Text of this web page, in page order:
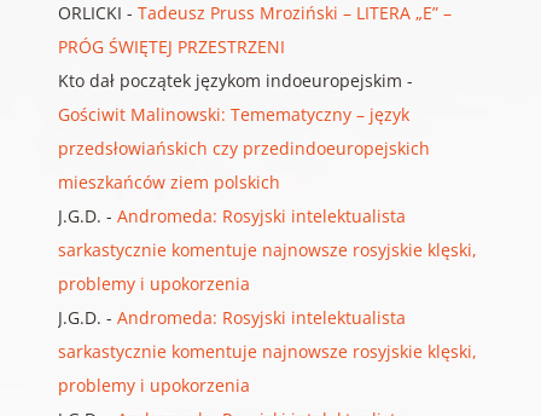
ORLICKI - Tadeusz Pruss Mroziński – LITERA „E” –
PRÓG ŚWIĘTEJ PRZESTRZENI
Kto dał początek językom indoeuropejskim -
Gościwit Malinowski: Temematyczny – język
przedsłowiańskich czy przedindoeuropejskich
mieszkańców ziem polskich
J.G.D. - Andromeda: Rosyjski intelektualista
sarkastycznie komentuje najnowsze rosyjskie klęski,
problemy i upokorzenia
J.G.D. - Andromeda: Rosyjski intelektualista
sarkastycznie komentuje najnowsze rosyjskie klęski,
problemy i upokorzenia